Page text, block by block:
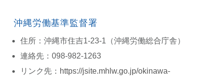
沖縄労働基準監督署
住所：沖縄市住吉1-23-1（沖縄労働総合庁舎）
連絡先：098-982-1263
リンク先： https://jsite.mhlw.go.jp/okinawa-